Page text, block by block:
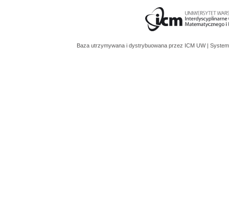
Baza utrzymywana i dystrybuowana przez ICM UW |